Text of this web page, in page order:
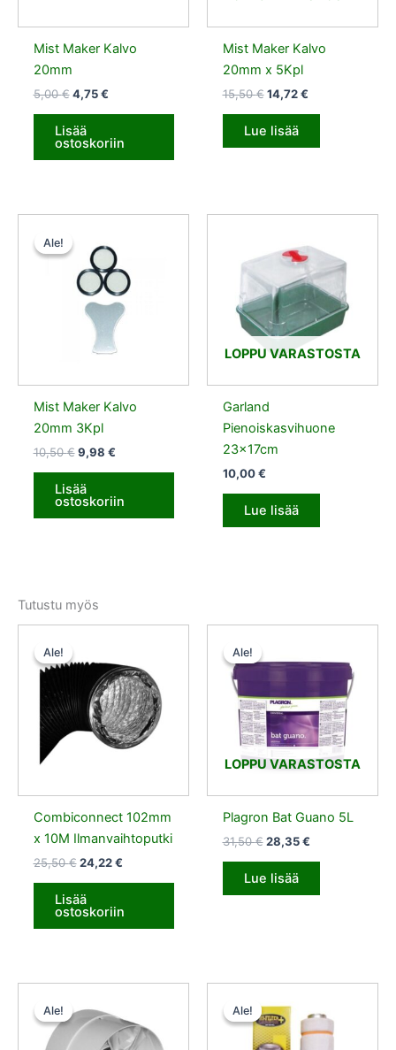
Mist Maker Kalvo
20mm
5,00€ 4,75€
Lisää
ostoskoriin
Mist Maker Kalvo
20mm x 5Kpl
15,50€ 14,72€
Lue lisää
Ale!
Ale!
Mist Maker Kalvo
20mm 3Kpl
10,50€
oli:
10,50 €.
9,98 €
on:
9,98 €.
Lisää
ostoskoriin
LOPPU VARASTOSTA
Garland
Pienoiskasvihuone
23x17cm
10,00€
Lue lisää
Tutustu myös
Ale!
Ale!
Combiconnect 102mm
x 10M Ilmanvaihtoputki
25,50€
oli:
25,50 €.
24,22€
on:
24,22 €.
Lisää
ostoskoriin
Ale!
LOPPU VARASTOSTA
Ale!
Plagron Bat Guano 5L
31,50€
oli:
28,35€
on:
28,35 €.
Lue lisää
Ale!
Ale!
oli:
15,50 €.
on:
14,72 €.
Ale!
Ale!
hinta
oli:
120,50 €.
on:
114,48 €.